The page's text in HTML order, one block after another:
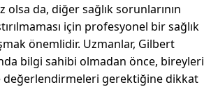
olsa da, diğer sağlık sorunlarının
için profesyonel bir sağlık
önemlidir. Uzmanlar, Gilbert
bilgi sahibi olmadan önce, bireyleri
gerektiğine dikkat